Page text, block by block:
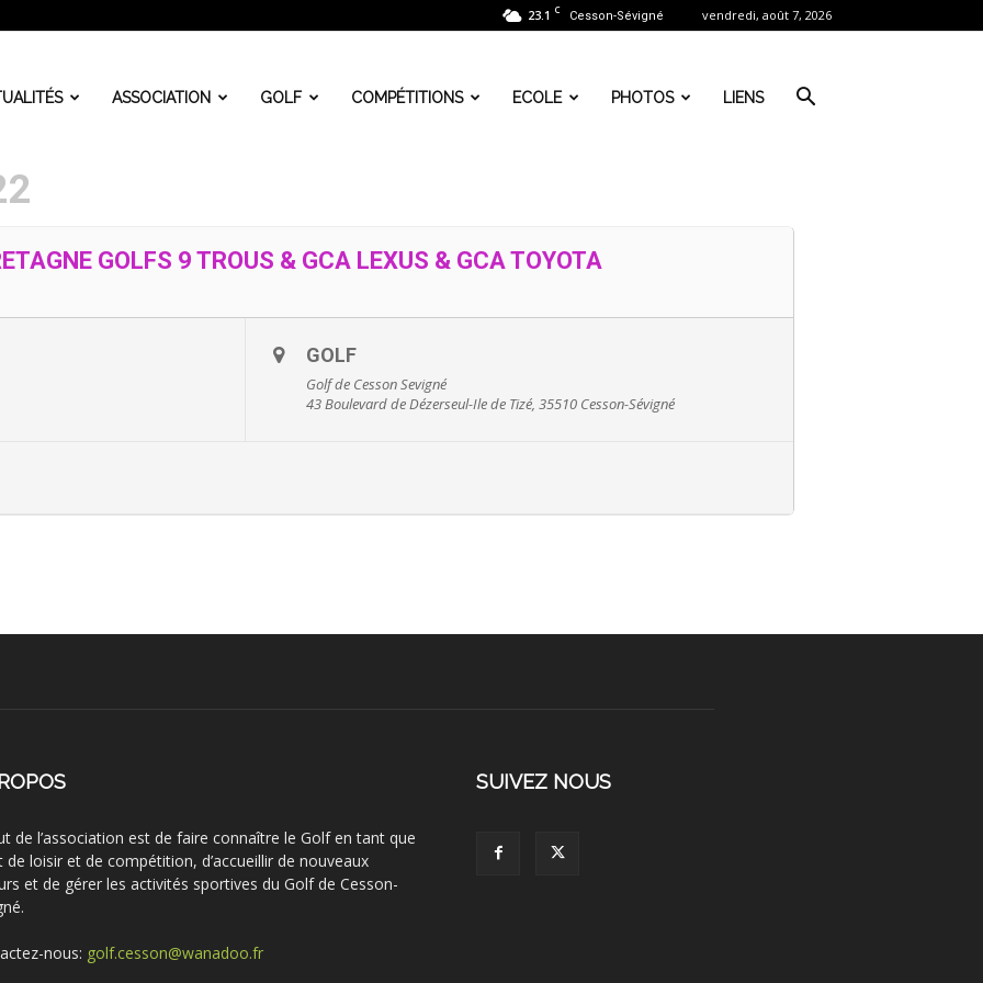
23.1 C Cesson-Sévigné vendredi, août 7, 2026
ASSOCIATION GOLF COMPÉTITIONS ECOLE PHOTOS LIENS
GOLFS 9 TROUS & GCA LEXUS & GCA TOYOTA
GOLF
Golf de Cesson Sevigné
43 Boulevard de Dézerseul-Ile de Tizé, 35510 Cesson-Sévigné
de l’association est de faire connaître le Golf en tant que
de loisir et de compétition, d’accueillir de nouveaux
et de gérer les activités sportives du Golf de Cesson-
nous: golf.cesson@wanadoo.fr
SUIVEZ NOUS